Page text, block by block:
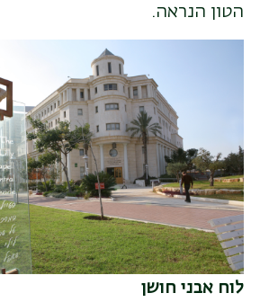
הטון הנראה.
לוח אבני חושן